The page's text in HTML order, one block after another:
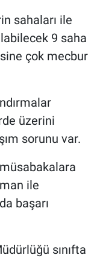
sahaları ile
9 saha
çok mecbur
üzerini
sorunu var.
ile
başarı
sınıfta